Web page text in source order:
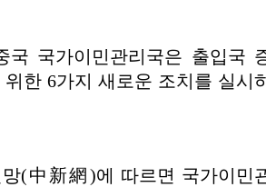
국 국가이민관리국은 출입국
한 6가지 새로운 조치를 실시
(中新網)에 따르면 국가이민